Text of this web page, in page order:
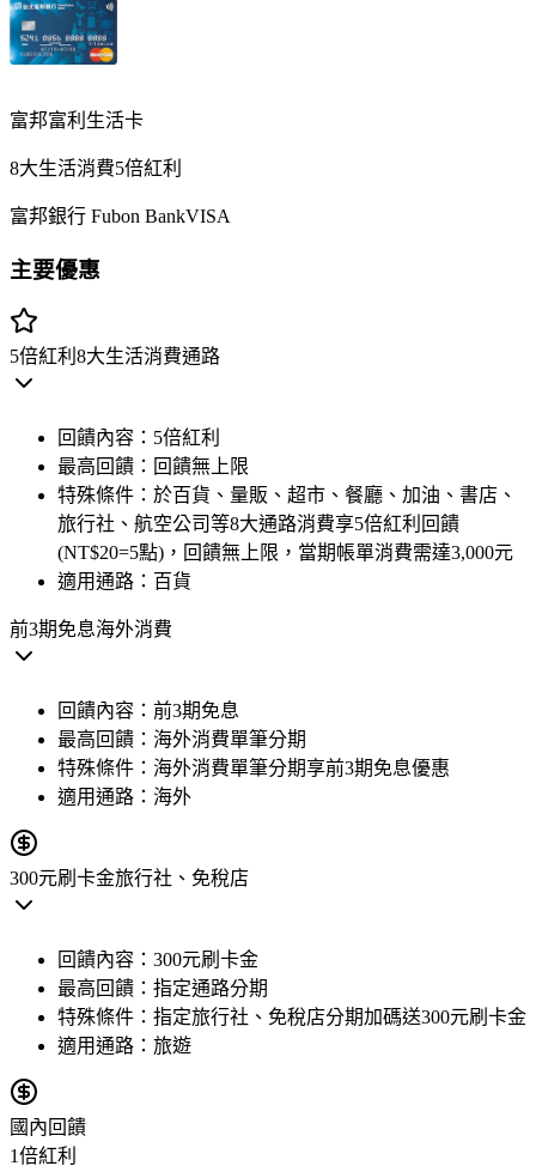
富邦富利生活卡
8大生活消費5倍紅利
富邦銀行 Fubon BankVISA
主要優惠
5倍紅利 8大生活消費通路
回饋內容： 5倍紅利
最高回饋： 回饋無上限
特殊條件： 於百貨、量販、超市、餐廳、加油、書店、
旅行社、航空公司等8大通路消費享5倍紅利回饋
(NT$20=5點)，回饋無上限，當期帳單消費需達3,000元
適用通路： 百貨
前3期免息海外消費
回饋內容： 前3期免息
最高回饋： 海外消費單筆分期
特殊條件： 海外消費單筆分期享前3期免息優惠
適用通路： 海外
300元刷卡金旅行社、免稅店
回饋內容： 300元刷卡金
最高回饋： 指定通路分期
特殊條件： 指定旅行社、免稅店分期加碼送300元刷卡金
適用通路： 旅遊
國內回饋
1倍紅利